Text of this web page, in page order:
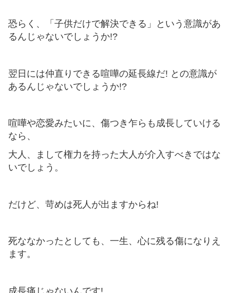
恐らく、「子供だけで解決できる」という意識があ
るんじゃないでしょうか!?
翌日には仲直りできる喧嘩の延長線だ! との意識が
あるんじゃないでしょうか!?
喧嘩や恋愛みたいに、傷つき乍らも成長していける
なら、
大人、まして権力を持った大人が介入すべきではな
いでしょう。
だけど、苛めは死人が出ますからね!
死ななかったとしても、一生、心に残る傷になりえ
ます。
成長痛じゃないんです!